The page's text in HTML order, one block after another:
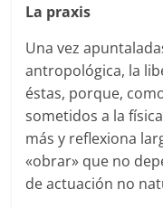
La praxis
Una vez
antropológica, la
éstas, porque,
sometidos a la
más y reflexiona
«obrar» que no
de actuación no